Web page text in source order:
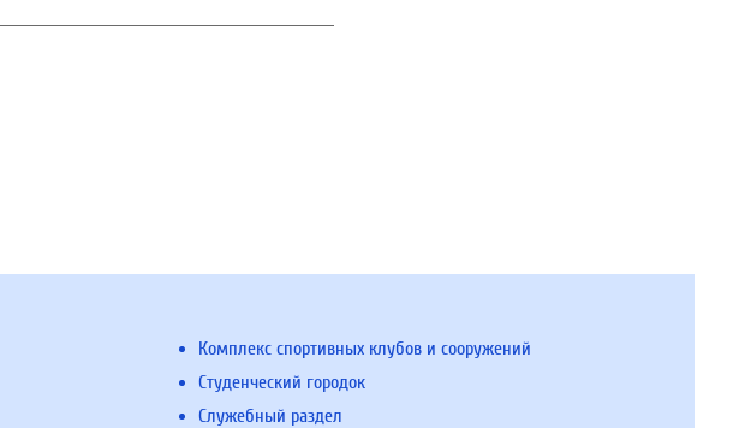
Комплекс спортивных клубов и сооружений
Студенческий городок
Служебный раздел